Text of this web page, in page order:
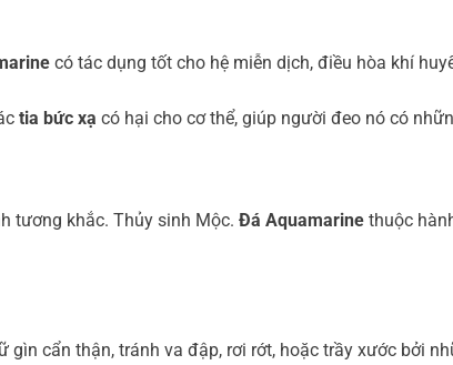
có tác dụng tốt cho hệ miễn dịch, điều hòa khí
tia bức xạ có hại cho cơ thể, giúp người đeo nó có
tương khắc. Thủy sinh Mộc. Đá Aquamarine thuộc
gìn cẩn thận, tránh va đập, rơi rớt, hoặc trầy xước bởi